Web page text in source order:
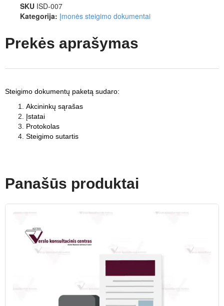
SKU ISD-007
Kategorija: Įmonės steigimo dokumentai
Prekės aprašymas
Steigimo dokumentų paketą sudaro:
Akcininkų sąrašas
Įstatai
Protokolas
Steigimo sutartis
Panašūs produktai